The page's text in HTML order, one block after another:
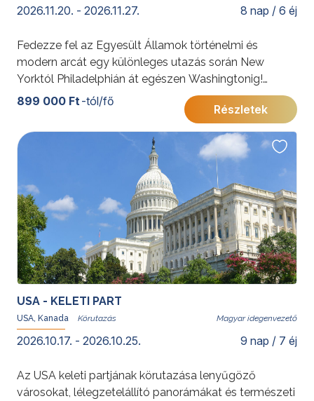
2026.11.20. - 2026.11.27. 8 nap / 6 éj
Fedezze fel az Egyesült Államok történelmi és
modern arcát egy különleges utazás során New
Yorktól Philadelphián át egészen Washingtonig!
Három ikonikus város, ahol Amerika múltja és jelene
További érdekességekért az Amerikai Egyesült
Államokról kattintson
ide
899 000 Ft -tól/fő
Részletek
USA - KELETI PART
USA, Kanada Magyar idegenvezető
2026.10.17. - 2026.10.25. 9 nap / 7 éj
Az USA keleti partjának körutazása lenyűgöző
városokat, lélegzetelállító panorámákat és természeti